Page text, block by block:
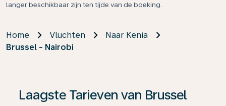
langer beschikbaar zijn ten tijde van de boeking.
Home Vluchten
Naar Kenia
Brussel - Nairobi
Laagste Tarieven van Brussel